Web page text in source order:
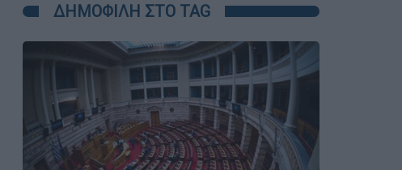
ΔΗΜΟΦΙΛΗ ΣΤΟ TAG